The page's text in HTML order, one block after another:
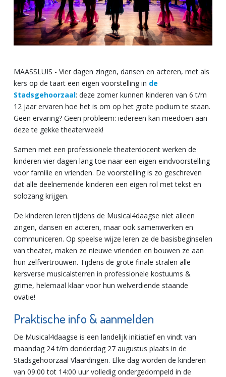
MAASSLUIS - Vier dagen zingen, dansen en acteren, met als
kers op de taart een eigen voorstelling in de
Stadsgehoorzaal: deze zomer kunnen kinderen van 6 t/m
12 jaar ervaren hoe het is om op het grote podium te staan.
Geen ervaring? Geen probleem: iedereen kan meedoen aan
deze te gekke theaterweek!
Samen met een professionele theaterdocent werken de
kinderen vier dagen lang toe naar een eigen eindvoorstelling
voor familie en vrienden. De voorstelling is zo geschreven
dat alle deelnemende kinderen een eigen rol met tekst en
solozang krijgen.
De kinderen leren tijdens de Musical4daagse niet alleen
zingen, dansen en acteren, maar ook samenwerken en
communiceren. Op speelse wijze leren ze de basisbeginselen
van theater, maken ze nieuwe vrienden en bouwen ze aan
hun zelfvertrouwen. Tijdens de grote finale stralen alle
kersverse musicalsterren in professionele kostuums &
grime, helemaal klaar voor hun welverdiende staande
ovatie!
Praktische info & aanmelden
De Musical4daagse is een landelijk initiatief en vindt van
maandag 24 t/m donderdag 27 augustus plaats in de
Stadsgehoorzaal Vlaardingen. Elke dag worden de kinderen
van 09:00 tot 14:00 uur volledig ondergedompeld in de